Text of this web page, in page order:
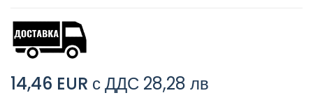
14,46 EUR с ДДС 28,28 лв